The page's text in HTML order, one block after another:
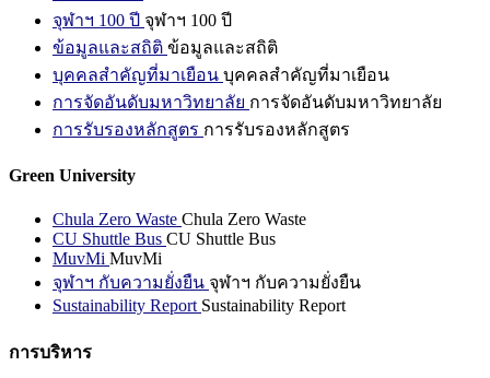
จุฬาฯ 100 ปี จุฬาฯ 100 ปี
ข้อมูลและสถิติ ข้อมูลและสถิติ
บุคคลสำคัญที่มาเยือน บุคคลสำคัญที่มาเยือน
การจัดอันดับมหาวิทยาลัย การจัดอันดับมหาวิทยาลัย
การรับรองหลักสูตร การรับรองหลักสูตร
Green University
Chula Zero Waste Chula Zero Waste
CU Shuttle Bus CU Shuttle Bus
MuvMi MuvMi
จุฬาฯ กับความยั่งยืน จุฬาฯ กับความยั่งยืน
Sustainability Report Sustainability Report
การบริหาร